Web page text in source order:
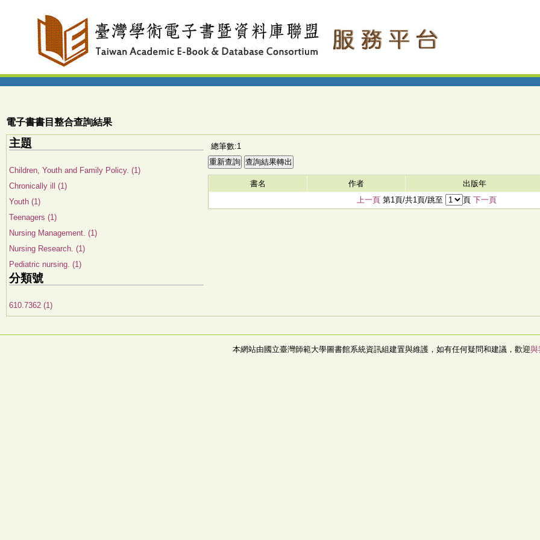
電子書書目整合查詢結果
主題
Children, Youth and Family Policy. (1)
Chronically ill (1)
Youth (1)
Teenagers (1)
Nursing Management. (1)
Nursing Research. (1)
Pediatric nursing. (1)
分類號
610.7362 (1)
總筆數:1
書名 作者 出版年
上一頁第1頁/共1頁/跳至 頁 下一頁
本網站由國立臺灣師範大學圖書館系統資訊組建置與維護，如有任何疑問和建議，歡迎與